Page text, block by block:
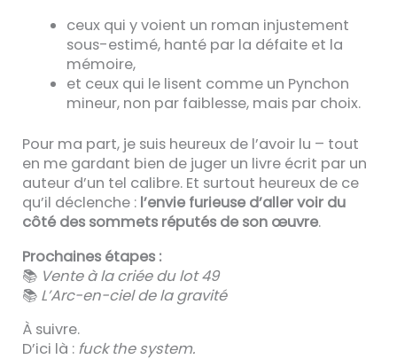
ceux qui y voient un roman injustement
sous-estimé, hanté par la défaite et la
mémoire,
et ceux qui le lisent comme un Pynchon
mineur, non par faiblesse, mais par choix.
Pour ma part, je suis heureux de l’avoir lu – tout
en me gardant bien de juger un livre écrit par un
auteur d’un tel calibre. Et surtout heureux de ce
qu’il déclenche : l’envie furieuse d’aller voir du
côté des sommets réputés de son œuvre.
Prochaines étapes :
📚 Vente à la criée du lot 49
📚 L’Arc-en-ciel de la gravité
À suivre.
D’ici là : fuck the system.